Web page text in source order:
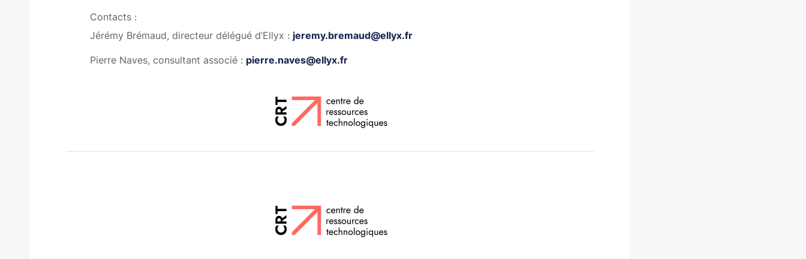
Contacts :
Jérémy Brémaud, directeur délégué d’Ellyx : jeremy.bremaud@ellyx.fr
Pierre Naves, consultant associé : pierre.naves@ellyx.fr